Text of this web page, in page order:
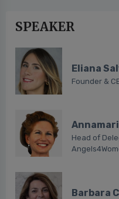
SPEAKER
Eliana
Founder &
Head of
Barbara